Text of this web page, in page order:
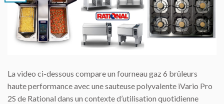
La video ci-dessous compare un fourneau gaz 6 brûleurs
haute performance avec une sauteuse polyvalente iVario Pro
2S de Rational dans un contexte d’utilisation quotidienne